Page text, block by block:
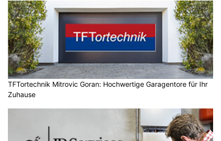
TFTortechnik Mitrovic Goran: Hochwertige Garagentore für Ihr
Zuhause